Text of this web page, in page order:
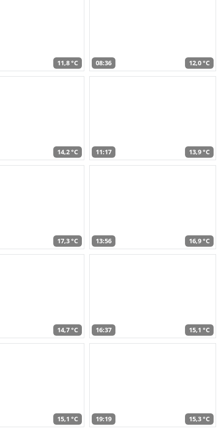
11,8 °C 08:36 12,0 °C
14,2 °C 11:17 13,9 °C
17,3 °C 13:56 16,9 °C
14,7 °C 16:37 15,1 °C
15,1 °C 19:19 15,3 °C